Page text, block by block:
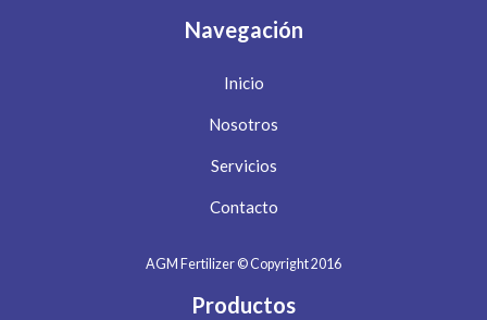
Navegación
Inicio
Nosotros
Servicios
Contacto
AGM Fertilizer © Copyright 2016
Productos